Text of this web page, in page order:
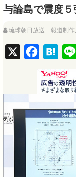
与論島で震度
琉球朝日放送 報道制作
a
c
e
b
o
o
k
H
a
t
e
n
a